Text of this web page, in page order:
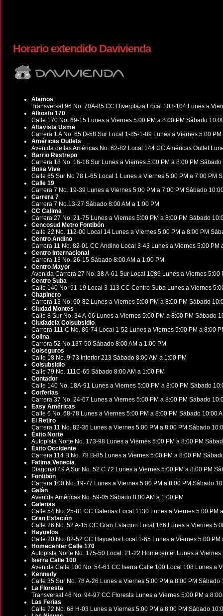
Horario extendido Davivienda
Alamos
Transversal 96 No. 70A-85 CC Diverplaza Local 103-104 Lunes a
Alkosto 170
Calle 170 No. 69-15 Lunes a Viernes 5:00 PM a 8:00 PM Sábado
Altavista Usme
Carrera 1 A No. 65 D-58 Sur Local 1-85-1-89 Lunes a Viernes 5:00
Américas Outlets
Avenida de las Américas No. 62-82 Local 144 CC Américas Outlet
Barrio Restrepo
Carrera 18 No. 16-18 Sur Lunes a Viernes 5:00 PM a 8:00 PM Sábado
Bosa Vive
Calle 65 Sur No 78 L-65 Local 1 Lunes a Viernes 5:00 PM a 7:00 PM
Calle 19
Carrera 7 No. 19-39 Lunes a Viernes 5:00 PM a 7:00 PM Sábado
Carrera 7
Carrera 7 No.13-27 Sábado 8:00 AM a 1:00 PM
CC Calima
Carrera 27 No. 21-75 Lunes a Viernes 5:00 PM a 8:00 PM Sábado
Cencosud Metro Fontibón
Calle 22 No. 112-00 Local 14 Lunes a Viernes 5:00 PM a 8:00 PM
Centro Andino
Carrera 11 No. 82-01 CC Andino Local 3-43 Lunes a Viernes 5:00 PM
Centro Internacional
Carrera 13 No. 26-15 Sábado 8:00 AM a 1:00 PM
Centro Mayor
Avenida Carrera 27 No. 38 A-61 Sur Local 1086 Lunes a Viernes 5:00
Centro Suba
Calle 140 No. 91-19 Local 3-113 CC Centro Suba Lunes a Viernes
Chapinero
Carrera 13 No. 60-82 Lunes a Viernes 5:00 PM a 8:00 PM Sábado
Ciudad Montes
Calle 8 Sur No. 34 A-06 Lunes a Viernes 5:00 PM a 8:00 PM Sábado
Ciudadela Colsubsidio
Carrera 111 C No. 86-74 Local 1-52 Lunes a Viernes 5:00 PM a 8:00
Colina
Carrera 52 No.137-50 Sábado 8:00 AM a 1:00 PM
Colseguros
Calle 18 No. 9-73 Interior 213 Sábado 8:00 AM a 1:00 PM
Colsubsidio
Calle 79 No. 111C-65 Sábado 8:00 AM a 1:00 PM
Contador
Calle 140 No. 18A-91 Lunes a Viernes 5:00 PM a 8:00 PM Sábado
Corferias
Carrera 37 No. 24-67 Lunes a Viernes 5:00 PM a 8:00 PM Sábado
Easy Américas
Calle 6 No. 68-78 Lunes a Viernes 5:00 PM a 8:00 PM Sábado 10:00
El Retiro
Carrera 11 No. 82-36 Lunes a Viernes 5:00 PM a 8:00 PM Sábado
Éxito Norte
Autopista Norte No. 173-98 Lunes a Viernes 5:00 PM a 8:00 PM
Éxito Occidente
Carrera 114 B No. 78 B-85 Lunes a Viernes 5:00 PM a 8:00 PM
Fatima Venecia
Diagonal 49 A Sur No. 52 C 72 Lunes a Viernes 5:00 PM a 8:00 PM
Fontibón
Carrera 100 No. 19-77 Lunes a Viernes 5:00 PM a 8:00 PM Sábado
Galán
Avenida Américas No. 59-05 Sábado 8:00 AM a 1:00 PM
Galerias
Calle 54 No. 25-81 CC Galerias Local 1130 Lunes a Viernes 5:00 PM
Gran Estación
Calle 26 No. 52 A-15 CC Gran Estacion Local 166 Lunes a Viernes
Hayuelos
Calle 20 No. 82-52 CC Hayuelos Local 1-65 Lunes a Viernes 5:00 PM
Homecenter Calle 170
Autopista Norte No. 175-50 Local. 21-22 Homecenter Lunes a
Iserra Calle 100
Avenida Calle 100 No. 54-61 CC Iserra Calle 100 Local 108 Lunes a
Kennedy
Calle 35 Sur No. 78 A-26 Lunes a Viernes 5:00 PM a 8:00 PM Sábado
La Floresta
Transversal 48 No. 94-97 CC Floresta Lunes a Viernes 5:00 PM a
Las Ferias
Calle 72 No. 68 H-03 Lunes a Viernes 5:00 PM a 8:00 PM Sábado